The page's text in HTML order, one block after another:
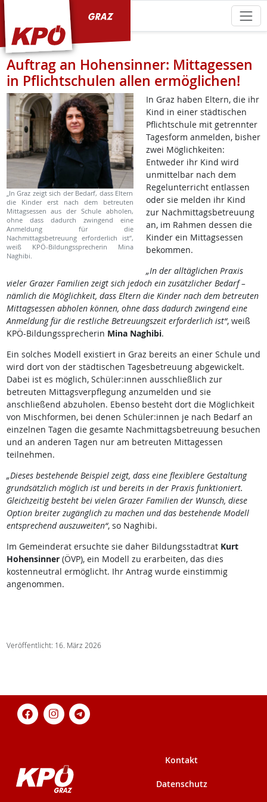
Auftrag an Hohensinner: Mittagessen
in Pflichtschulen allen ermöglichen!
„In Graz zeigt sich der Bedarf, dass Eltern
die Kinder erst nach dem betreuten
Mittagsessen aus der Schule abholen,
ohne dass dadurch zwingend eine
Anmeldung für die
Nachmittagsbetreuung erforderlich ist“,
weiß KPÖ-Bildungssprecherin Mina
Naghibi.
In Graz haben Eltern, die ihr
Kind in einer städtischen
Pflichtschule mit getrennter
Tagesform anmelden, bisher
zwei Möglichkeiten:
Entweder ihr Kind wird
unmittelbar nach dem
Regelunterricht entlassen
oder sie melden ihr Kind
zur Nachmittagsbetreuung
an, im Rahmen dessen die
Kinder ein Mittagsessen
bekommen.
„In der alltäglichen Praxis
vieler Grazer Familien zeigt sich jedoch ein zusätzlicher Bedarf –
nämlich die Möglichkeit, dass Eltern die Kinder nach dem betreuten
Mittagsessen abholen können, ohne dass dadurch zwingend eine
Anmeldung für die restliche Betreuungszeit erforderlich ist“, weiß
KPÖ-Bildungssprecherin Mina Naghibi.
Ein solches Modell existiert in Graz bereits an einer Schule und
wird dort von der städtischen Tagesbetreuung abgewickelt.
Dabei ist es möglich, Schüler:innen ausschließlich zur
betreuten Mittagsverpflegung anzumelden und sie
anschließend abzuholen. Ebenso besteht dort die Möglichkeit
von Mischformen, bei denen Schüler:innen je nach Bedarf an
einzelnen Tagen die gesamte Nachmittagsbetreuung besuchen
und an anderen Tagen nur am betreuten Mittagessen
teilnehmen.
„Dieses bestehende Beispiel zeigt, dass eine flexiblere Gestaltung
grundsätzlich möglich ist und bereits in der Praxis funktioniert.
Gleichzeitig besteht bei vielen Grazer Familien der Wunsch, diese
Option breiter zugänglich zu machen und das bestehende Modell
entsprechend auszuweiten“, so Naghibi.
Im Gemeinderat ersuchte sie daher Bildungsstadtrat Kurt
Hohensinner(ÖVP), ein Modell zu erarbeiten, das dies
kostenneutral ermöglicht. Ihr Antrag wurde einstimmig
angenommen.
Veröffentlicht: 16. März 2026
Kontakt
Datenschutz